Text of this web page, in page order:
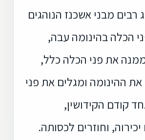
רבים מבני אשכנז הנוהגים
הכלה בהינומה עבה,
את פני הכלה כלל,
ההינומה ומגלים את פני
קודם הקידושין,
וחוזרים לכסותה.